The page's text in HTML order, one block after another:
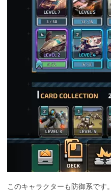
このキャラクターも防御系で